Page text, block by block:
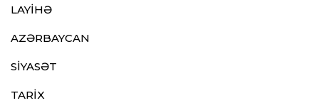
LAYİHƏ
AZƏRBAYCAN
SİYASƏT
TARİX